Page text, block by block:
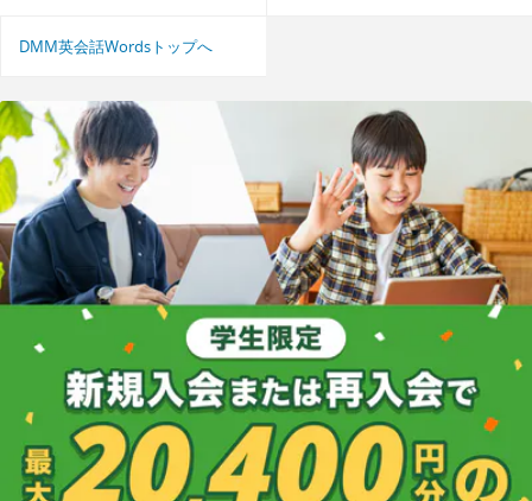
DMM英会話Wordsトップへ